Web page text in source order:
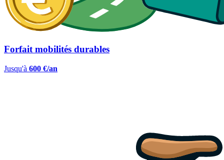
Forfait mobilités durables
Jusqu'à 600 €/an